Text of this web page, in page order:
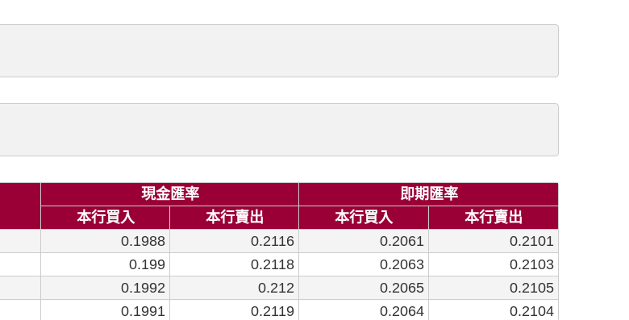
現金匯率
即期匯率
本行買入
本行賣出 本行買入
本行賣出
0.1988 0.2116 0.2061
0.2101
0.199 0.2118 0.2063
0.2103
0.1992 0.212 0.2065
0.2105
0.1991 0.2119 0.2064
0.2104